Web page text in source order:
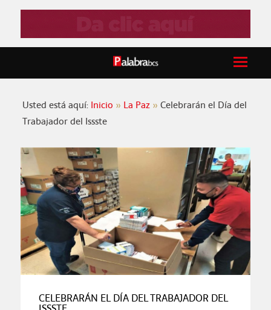
Usted está aquí: Inicio La Paz
Celebrarán el Día del
Trabajador del Issste
CELEBRARÁN EL DÍA DEL TRABAJADOR DEL